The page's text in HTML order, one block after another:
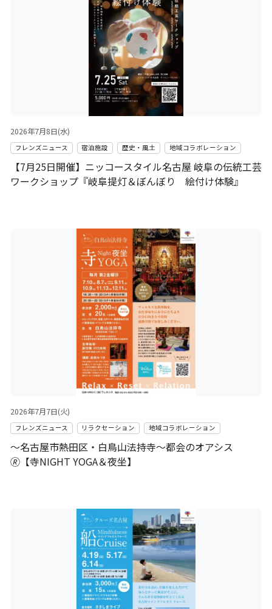
2026年7月8日(水)
フレンズニュース 宿泊施設 歴史・風土 地域コラボレーション
【7月25日開催】ニッコースタイル名古屋 岐阜の伝統工芸
ワークショップ『岐阜提灯＆ぼんぼり 絵付け体験』
2026年7月7日(火)
フレンズニュース リラクセーション 地域コラボレーション
～名古屋市熱田区・白鳥山法持寺～都会のオアシス
🄬【寺NIGHT YOGA＆夜坐】